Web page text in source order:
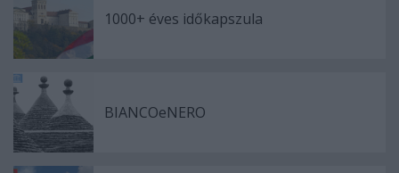
1000+ éves időkapszula
BIANCOeNERO